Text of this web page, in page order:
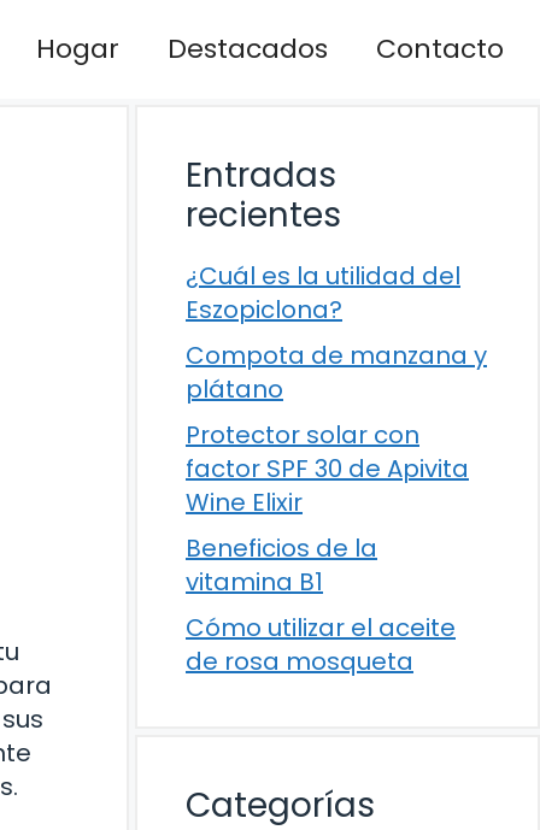
Hogar Destacados Contacto
Entradas
recientes
¿Cuál es la utilidad del
Eszopiclona?
Compota de manzana y
plátano
Protector solar con
factor SPF 30 de Apivita
Wine Elixir
Beneficios de la
vitamina B1
Cómo utilizar el aceite
de rosa mosqueta
Categorías